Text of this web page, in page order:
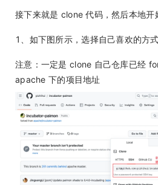
接下来就是 clone 代码，然后本地开
1、如下图所示，选择自己喜欢的方
注意：一定是 clone 自己仓库已经
apache 下的项目地址